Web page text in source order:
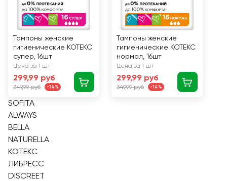
Тампоны женские
гигиенические КОТЕКС
супер, 16шт
Цена за 1 шт
299,99 руб
349,99 руб -14%
Тампоны женские
гигиенические КОТЕКС
нормал, 16шт
Цена за 1 шт
299,99 руб
349,99 руб -14%
SOFITA
ALWAYS
BELLA
NATURELLA
КОТЕКС
ЛИБРЕСС
DISCREET